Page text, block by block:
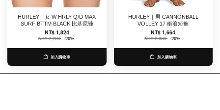
HURLEY｜女 W HRLY Q/D MAX
SURF BTTM BLACK 比基尼褲
NT$ 1,824
NT$ 2,280 -20%
加入購物車
HURLEY｜男 CANNONBALL
VOLLEY 17 衝浪短褲
NT$ 1,664
NT$ 2,080 -20%
加入購物車